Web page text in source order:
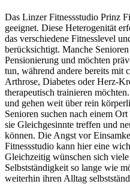
Das Linzer Fitnessstudio Prinz
geeignet. Diese Heterogenität
das verschiedene Fitnesslevel
berücksichtigt. Manche
Pensionierung und möchten
tun, während andere bereits mit
Arthrose, Diabetes oder Herz-
therapeutisch trainieren
und gehen weit über rein
Senioren suchen nach einem
sie Gleichgesinnte treffen und
können. Die Angst vor
Fitnessstudio kann hier eine
Gleichzeitig wünschen sich
Selbstständigkeit so lange wie
weiterhin ihren Alltag